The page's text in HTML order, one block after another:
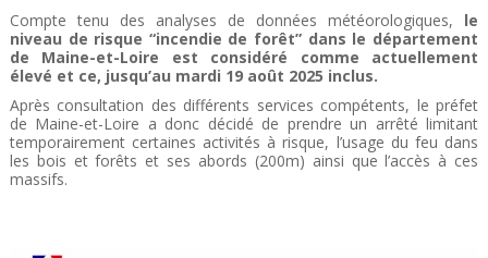
Compte tenu des analyses de données météorologiques, le
niveau de risque “incendie de forêt” dans le département
de Maine-et-Loire est considéré comme actuellement
élevé et ce, jusqu’au mardi 19 août 2025 inclus.
Après consultation des différents services compétents, le préfet
de Maine-et-Loire a donc décidé de prendre un arrêté limitant
temporairement certaines activités à risque, l’usage du feu dans
les bois et forêts et ses abords (200m) ainsi que l’accès à ces
massifs.